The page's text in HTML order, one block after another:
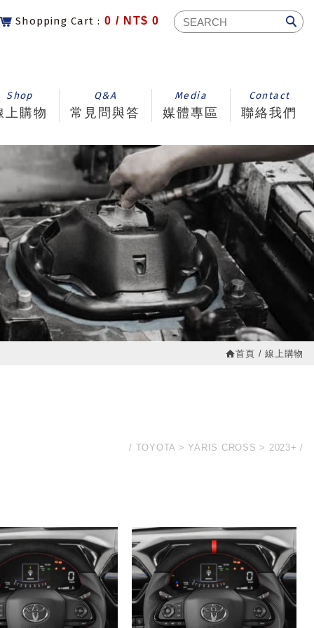
Shopping Cart : 0 / NT$ 0
Shop
上購物
Q&A
常見問與答
Media
媒體專區
Contact
聯絡我們
首頁 線上購物
TOYOTA YARIS CROSS 2023+